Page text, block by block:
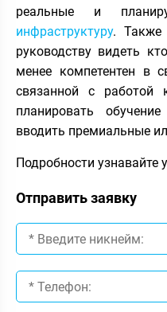
реальные и
инфраструктуру. Также
руководству видеть
менее компетентен в
связанной с работой
планировать
вводить премиальные
Подробности узнавайте
Отправить заявку